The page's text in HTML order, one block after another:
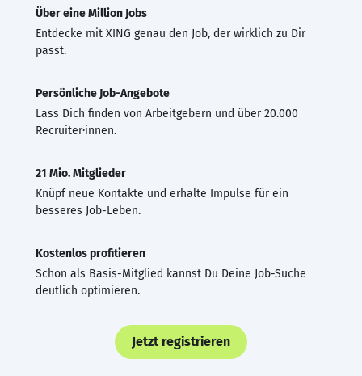
Über eine Million Jobs
Entdecke mit XING genau den Job, der wirklich zu Dir
passt.
Persönliche Job-Angebote
Lass Dich finden von Arbeitgebern und über 20.000
Recruiter·innen.
21 Mio. Mitglieder
Knüpf neue Kontakte und erhalte Impulse für ein
besseres Job-Leben.
Kostenlos profitieren
Schon als Basis-Mitglied kannst Du Deine Job-Suche
deutlich optimieren.
Jetzt registrieren